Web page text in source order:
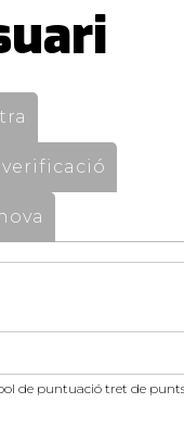
activa)
de puntuació tret de